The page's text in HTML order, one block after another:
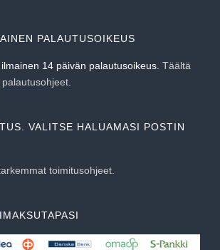
PALAUTUSOIKEUS
14 päivän palautusoikeus.Täältä
VALITSE HALUAMASI POSTIN
toimitusohjeet.